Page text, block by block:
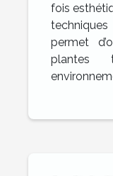
fois
permet
plantes